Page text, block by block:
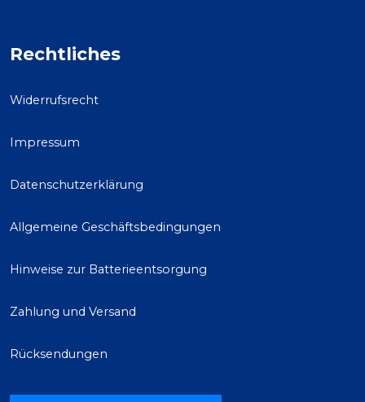
Rechtliches
Widerrufsrecht
Impressum
Datenschutzerklärung
Allgemeine Geschäftsbedingungen
Hinweise zur Batterieentsorgung
Zahlung und Versand
Rücksendungen